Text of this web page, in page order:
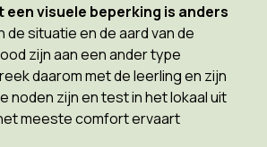
een visuele beperking is anders
de situatie en de aard van de
zijn aan een ander type
daarom met de leerling en zijn
noden zijn en test in het lokaal uit
meeste comfort ervaart